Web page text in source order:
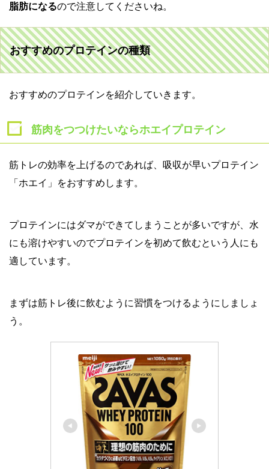
脂肪になるので注意してくださいね。
おすすめのプロテインの種類
おすすめのプロテインを紹介していきます。
筋肉をつつけたいならホエイプロテイン
筋トレの効率を上げるのであれば、吸収が早いプロテイン
「ホエイ」をおすすめします。
プロテインにはダマができてしまうことが多いですが、水
にも溶けやすいのでプロテインを初めて飲むという人にも
適しています。
まずは筋トレ後に飲むように習慣をつけるようにしましょ
う。